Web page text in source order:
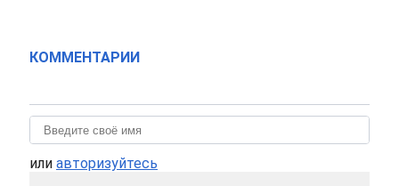
КОММЕНТАРИИ
или авторизуйтесь